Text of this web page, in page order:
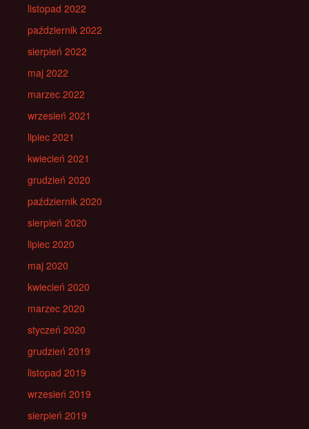
listopad 2022
październik 2022
sierpień 2022
maj 2022
marzec 2022
wrzesień 2021
lipiec 2021
kwiecień 2021
grudzień 2020
październik 2020
sierpień 2020
lipiec 2020
maj 2020
kwiecień 2020
marzec 2020
styczeń 2020
grudzień 2019
listopad 2019
wrzesień 2019
sierpień 2019